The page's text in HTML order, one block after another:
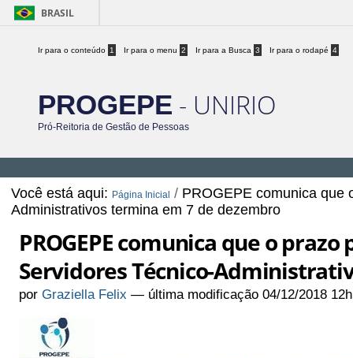
BRASIL
Ir para o conteúdo 1 Ir para o menu 2 Ir para a Busca 3 Ir para o rodapé 4
PROGEPE - UNIRIO
Pró-Reitoria de Gestão de Pessoas
Você está aqui: Página Inicial / PROGEPE comunica que
Administrativos termina em 7 de dezembro
PROGEPE comunica que o
Servidores Técnico-
porGraziella Felix — última modificação 04/12/2018